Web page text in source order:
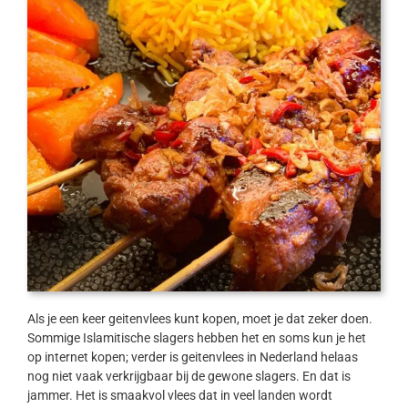
Als je een keer geitenvlees kunt kopen, moet je dat zeker doen.
Sommige Islamitische slagers hebben het en soms kun je het
op internet kopen; verder is geitenvlees in Nederland helaas
nog niet vaak verkrijgbaar bij de gewone slagers. En dat is
jammer. Het is smaakvol vlees dat in veel landen wordt